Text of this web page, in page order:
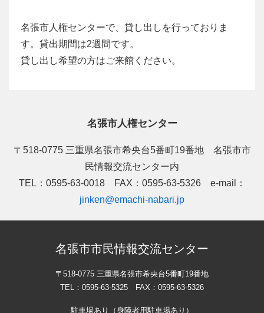
名張市人権センターで、貸し出しを行っておりま
す。貸出期間は2週間です。
貸し出し希望の方はご来館ください。
名張市人権センター
〒518-0775 三重県名張市希央台5番町19番地 名張市市
民情報交流センター内
TEL：0595-63-0018 FAX：0595-63-5326 e-mail：
jinken@emachi-nabari.jp
名張市市民情報交流センター
〒518-0775 三重県名張市希央台5番町19番地
TEL：0595-63-5325 FAX：0595-63-5326
駐車場あり（身障者用駐車場あり）